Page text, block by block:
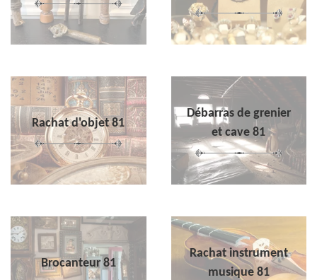
Rachat d'objet 81
Débarras de grenier
et cave 81
Brocanteur 81
Rachat instrument
musique 81